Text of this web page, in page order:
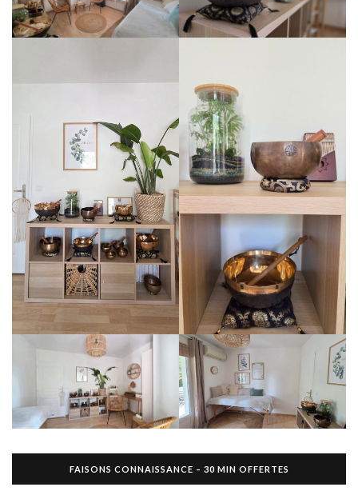
FAISONS CONNAISSANCE – 30 MIN OFFERTES